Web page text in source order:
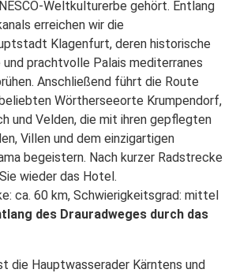
Weltkulturerbe gehört. Entlang
erreichen wir die
Klagenfurt, deren historische
und prachtvolle Palais mediterranes
Anschließend führt die Route
Wörtherseeorte Krumpendorf,
und Velden, die mit ihren gepflegten
Villen und dem einzigartigen
begeistern. Nach kurzer Radstrecke
wieder das Hotel.
ca. 60 km, Schwierigkeitsgrad: mittel
des Drauradweges durch das
die Hauptwasserader Kärntens und